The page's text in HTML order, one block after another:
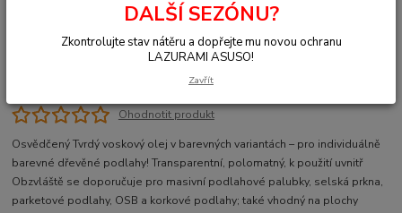
Ohodnotit produkt
Osvědčený Tvrdý voskový olej v barevných variantách – pro individuálně
barevné dřevěné podlahy! Transparentní, polomatný, k použití uvnitř
Obzvláště se doporučuje pro masivní podlahové palubky, selská prkna,
parketové podlahy, OSB a korkové podlahy; také vhodný na plochy
DALŠÍ SEZÓNU?
Zkontrolujte stav nátěru a dopřejte mu novou ochranu
LAZURAMI ASUSO!
Zavřít